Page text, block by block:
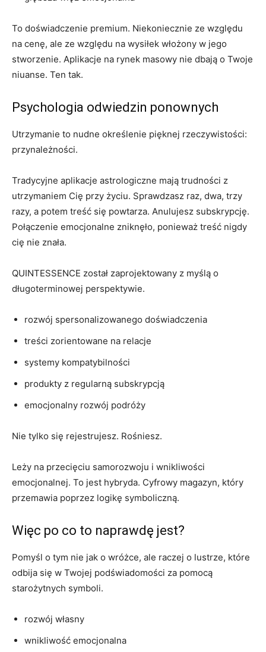
To doświadczenie premium. Niekoniecznie ze względu
na cenę, ale ze względu na wysiłek włożony w jego
stworzenie. Aplikacje na rynek masowy nie dbają o Twoje
niuanse. Ten tak.
Psychologia odwiedzin ponownych
Utrzymanie to nudne określenie pięknej rzeczywistości:
przynależności.
Tradycyjne aplikacje astrologiczne mają trudności z
utrzymaniem Cię przy życiu. Sprawdzasz raz, dwa, trzy
razy, a potem treść się powtarza. Anulujesz subskrypcję.
Połączenie emocjonalne zniknęło, ponieważ treść nigdy
cię nie znała.
QUINTESSENCE został zaprojektowany z myślą o
długoterminowej perspektywie.
rozwój spersonalizowanego doświadczenia
treści zorientowane na relacje
systemy kompatybilności
produkty z regularną subskrypcją
emocjonalny rozwój podróży
Nie tylko się rejestrujesz. Rośniesz.
Leży na przecięciu samorozwoju i wnikliwości
emocjonalnej. To jest hybryda. Cyfrowy magazyn, który
przemawia poprzez logikę symboliczną.
Więc po co to naprawdę jest?
Pomyśl o tym nie jak o wróżce, ale raczej o lustrze, które
odbija się w Twojej podświadomości za pomocą
starożytnych symboli.
rozwój własny
wnikliwość emocjonalna